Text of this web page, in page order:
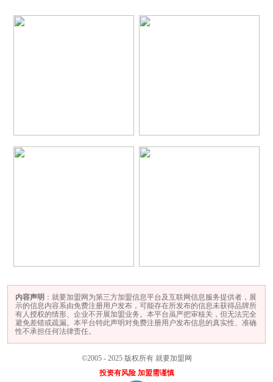
内容声明 ：就要加盟网为第三方加盟信息平台及互联网信息服务提供者，展
示的信息内容系由免费注册用户发布，可能存在所发布的信息未获得品牌所
有人授权的情形、企业不开展加盟业务。本平台虽严把审核关，但无法完全
避免差错或疏漏。本平台特此声明对免费注册用户发布信息的真实性、准确
性不承担任何法律责任。
©2005 - 2025 版权所有 就要加盟网
投资有风险 加盟需谨慎